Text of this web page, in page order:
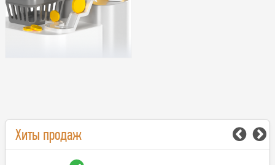
Хиты продаж